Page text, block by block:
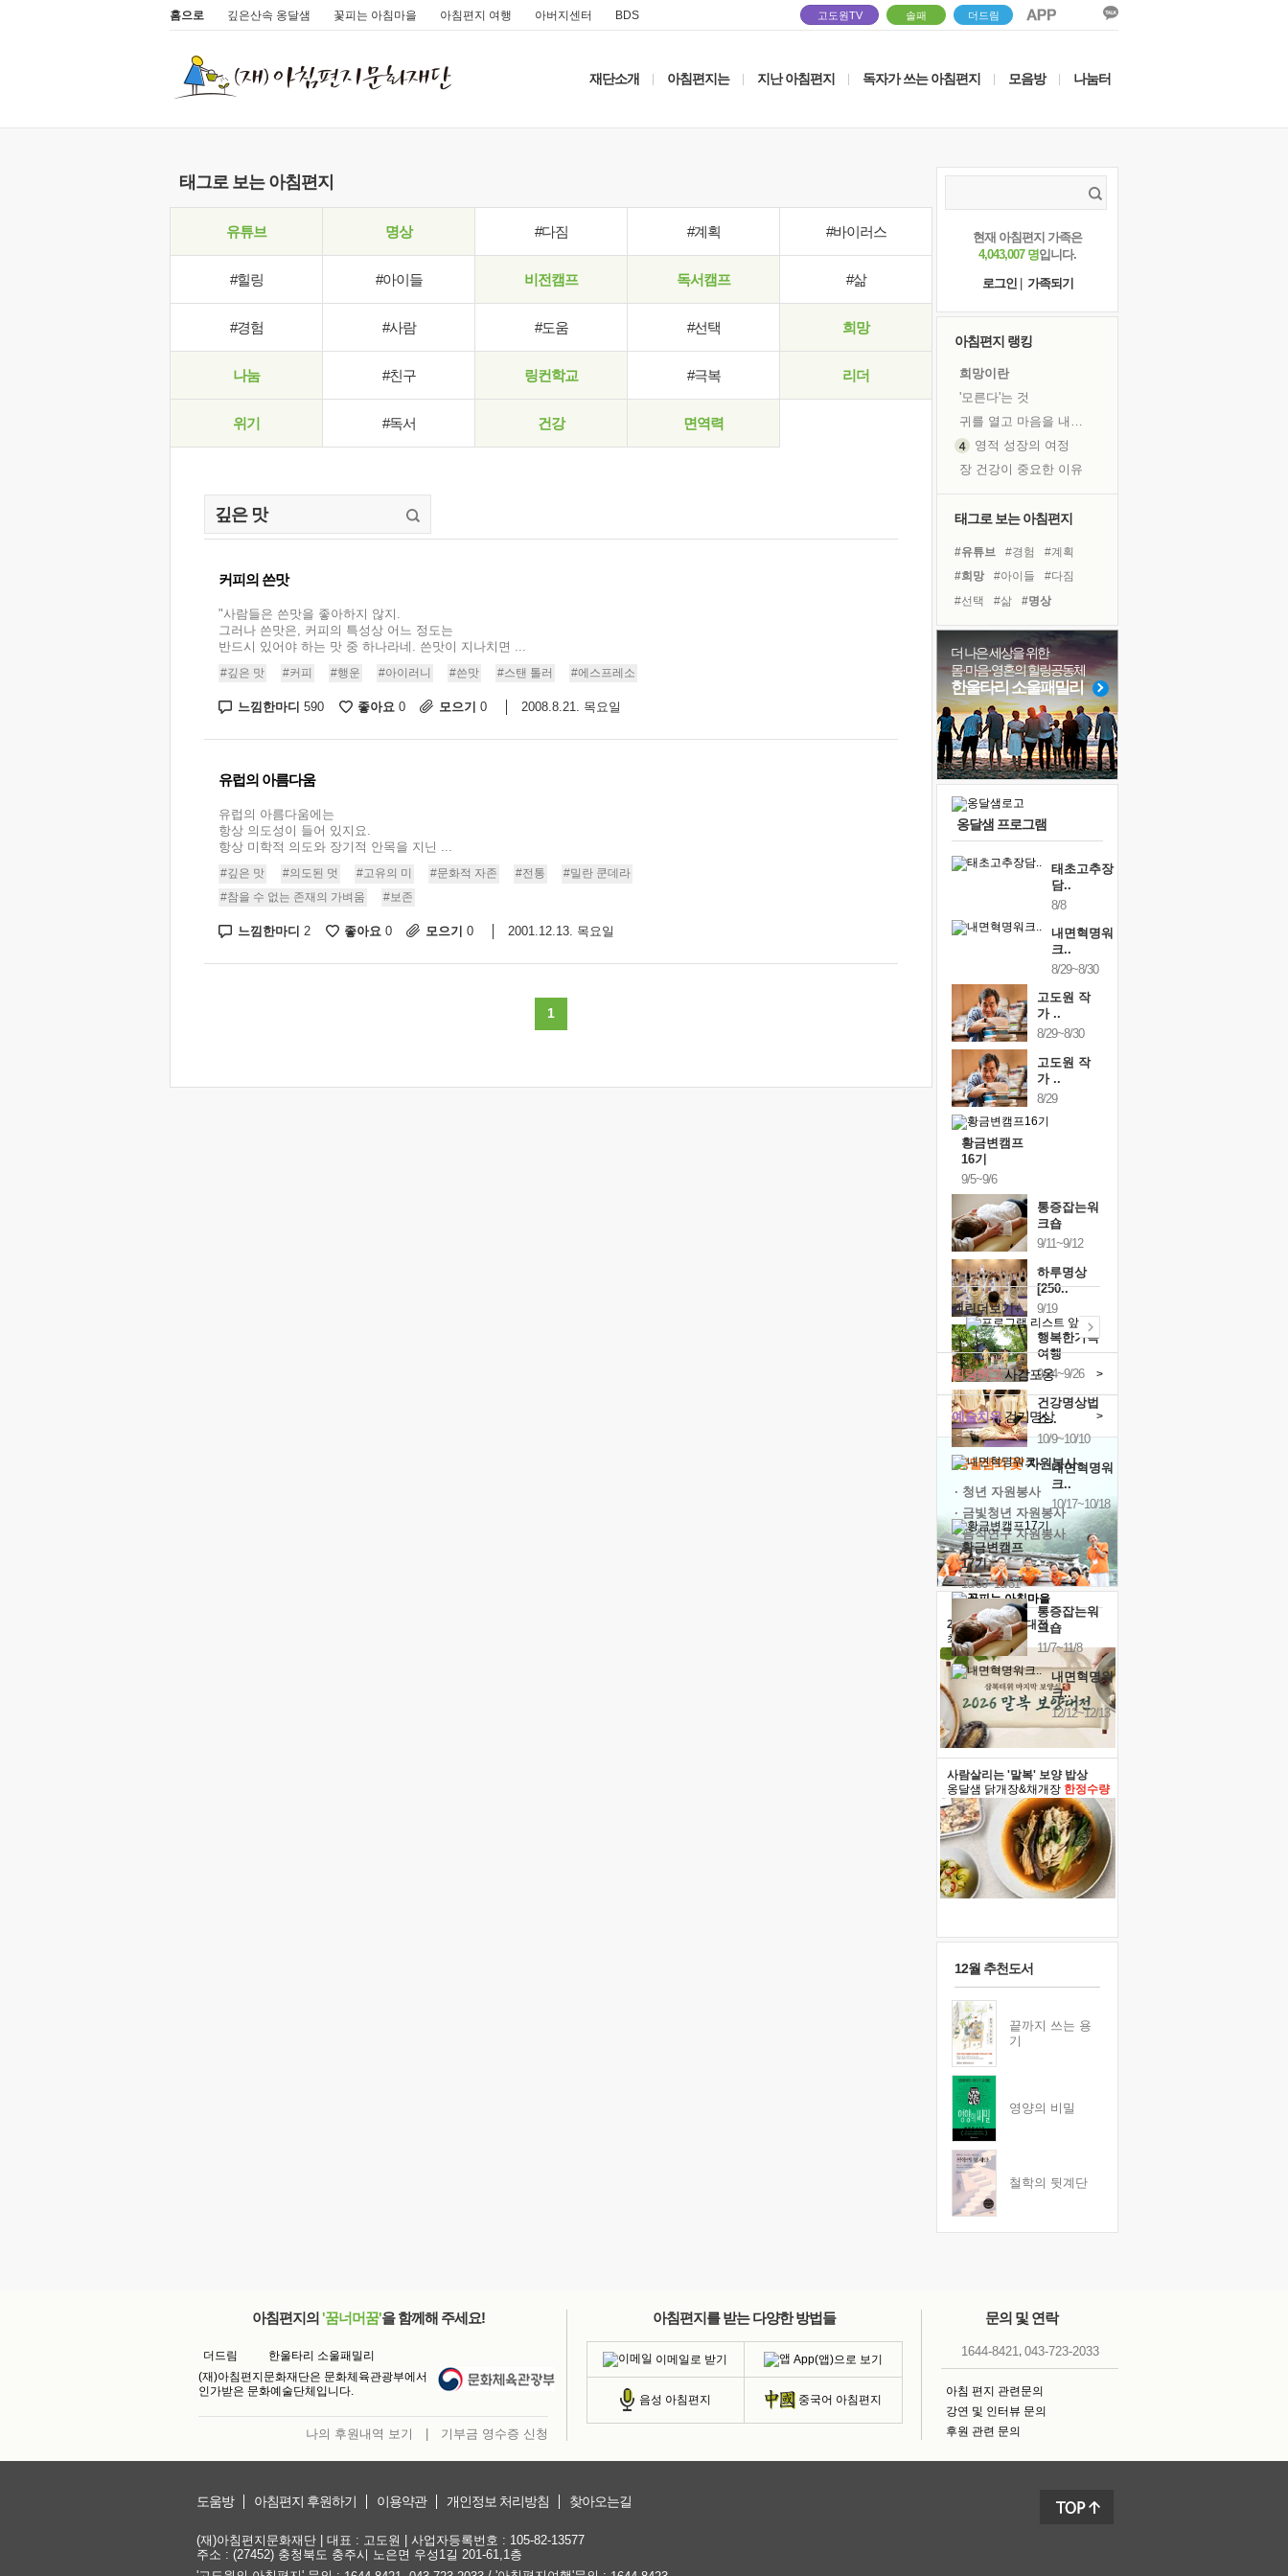
홈으로 깊은산속 옹달샘 꽃피는 아침마을 아침편지 여행 아버지센터 BDS 고도원TV 솔패 더드림
재단소개 아침편지는 지난 아침편지 독자가 쓰는 아침편지 모음방 나눔터
태그로 보는 아침편지
유튜브 명상 #다짐 #계획 #바이러스
#힐링 #아이들 비전캠프 독서캠프 #삶
#경험 #사람 #도움 #선택 희망
나눔 #친구 링컨학교 #극복 리더
위기 #독서 건강 면역력
커피의 쓴맛
"사람들은 쓴맛을 좋아하지 않지.
그러나 쓴맛은, 커피의 특성상 어느 정도는
반드시 있어야 하는 맛 중 하나라네. 쓴맛이 지나치면 ...
#깊은 맛 #커피 #행운 #아이러니 #쓴맛 #스탠 톨러 #에스프레소
느낌한마디 590 좋아요 0 모으기 0 2008.8.21. 목요일
유럽의 아름다움
유럽의 아름다움에는
항상 의도성이 들어 있지요.
항상 미학적 의도와 장기적 안목을 지닌 ...
#깊은 맛 #의도된 멋 #고유의 미 #문화적 자존 #전통
#밀란 쿤데라
#참을 수 없는 존재의 가벼움
#보존
느낌한마디 2 좋아요 0 모으기 0 2001.12.13. 목요일
1
현재 아침편지 가족은
4,043,007 명입니다.
로그인
가족되기
아침편지 랭킹
희망이란
'모른다'는 것
귀를 열고 마음을 내어주고
영적 성장의 여정
장 건강이 중요한 이유
꿈이 실제가 되는 것
'말 타는 법'을 먼저
졸업식 사진을 보며
아픈 아버지를 위한 공간 설계
극심한 변비, 어깨결림, 수면 장애
보고 싶은 어머니
유년 시절의 부산 영도 바다
못된 꼰대들
거울 속의 나
태그로 보는 아침편지
#유튜브 #경험
#계획
#희망
#아이들
#다짐
#선택
#삶
#명상
#나눔
#리더
#독서캠프
#링컨학교
#사람
#극복
#힐링
#바이러스
#도움
#비전캠프
#독서 #위기
더 나은 세상을 위한
몸·마음·영혼의 힐링공동체
한울타리 소울패밀리
옹달샘 프로그램
태초고추장
담..
8/8
내면혁명워
크..
8/29~8/30
고도원 작
가 ..
8/29~8/30
고도원 작
가 ..
8/29
황금변캠프
16기
9/5~9/6
통증잡는워
크숍
9/11~9/12
하루명상
[250..
9/19
행복한가족
여행
9/24~9/26
건강명상법
스..
10/9~10/10
내면혁명워
크..
10/17~10/18
황금변캠프
17기
10/30~10/31
통증잡는워
크숍
11/7~11/8
내면혁명워
크..
12/12~12/13
캘린더보기+
예술치유걷기명상 >
힐링허그사감포옹 >
'옹달샘의 꽃'자원봉사
· 청년 자원봉사
· 금빛청년 자원봉사
· 음식연구 자원봉사
2026 말복 보양대전
최대74%할인
사람살리는 '말복' 보양 밥상
옹달샘 닭개장&채개장 한정수량
12월 추천도서
끝까지 쓰는 용
기
영양의 비밀
철학의 뒷계단
아침편지의 '꿈너머꿈'을 함께해 주세요!
더드림
한울타리 소울패밀리
(재)아침편지문화재단은 문화체육관광부에서
인가받은 문화예술단체입니다.
나의 후원내역 보기 기부금 영수증 신청
아침편지를 받는 다양한 방법들
이메일로 받기 App(앱)으로 보기
음성 아침편지 중국어 아침편지
문의 및 연락
1644-8421, 043-723-2033
아침 편지 관련문의
강연 및 인터뷰 문의
후원 관련 문의
도움방 아침편지 후원하기 이용약관 개인정보 처리방침 찾아오는길
(재)아침편지문화재단 | 대표 : 고도원 | 사업자등록번호 : 105-82-13577
주소 : (27452) 충청북도 충주시 노은면 우성1길 201-61,1층